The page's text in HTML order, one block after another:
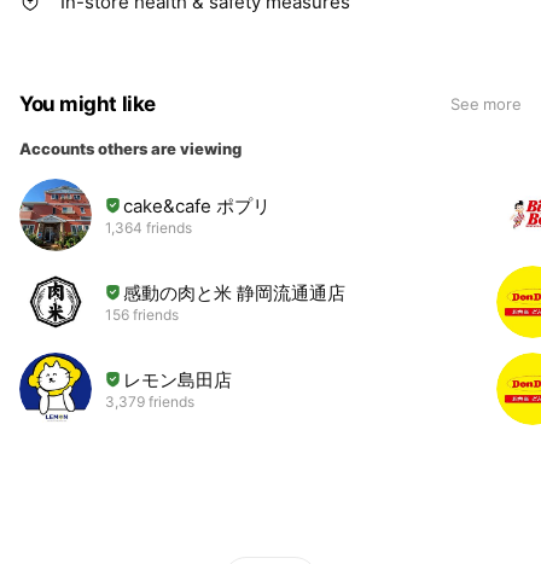
You might like See more
Accounts others are viewing
cake&cafe ポプリ
1,364 friends
感動の肉と米 静岡流通通店
156 friends
レモン島田店
3,379 friends